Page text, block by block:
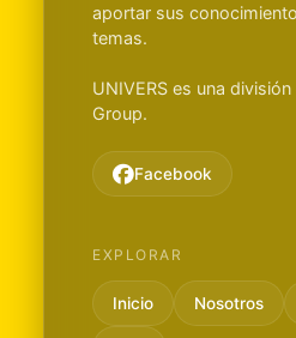
aportar sus
temas.
UNIVERS es una división
Group.
Facebook
EXPLORAR
Inicio Nosotros